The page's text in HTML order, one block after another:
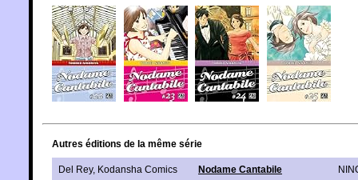
Autres éditions de la même série
Del Rey, Kodansha Comics Nodame Cantabile